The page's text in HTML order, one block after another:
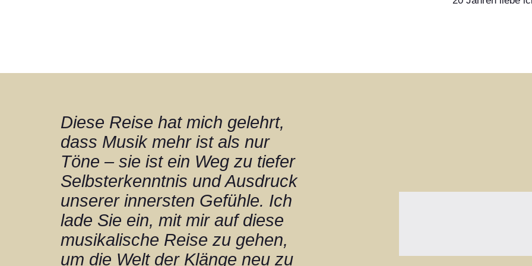
Diese Reise hat mich gelehrt,
dass Musik mehr ist als nur
Töne – sie ist ein Weg zu tiefer
Selbsterkenntnis und Ausdruck
unserer innersten Gefühle. Ich
lade Sie ein, mit mir auf diese
musikalische Reise zu gehen,
um die Welt der Klänge neu zu